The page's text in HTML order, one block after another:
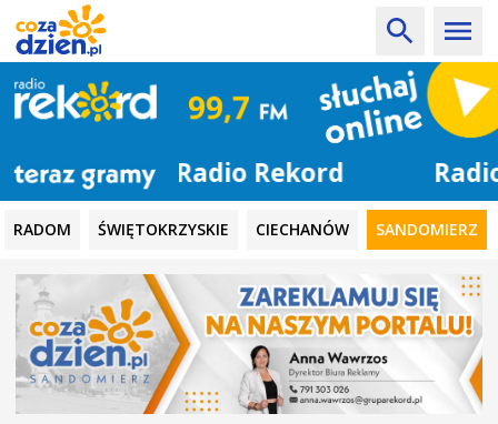
Radio Rekord
RADOM ŚWIĘTOKRZYSKIE CIECHANÓW SANDOMIERZ